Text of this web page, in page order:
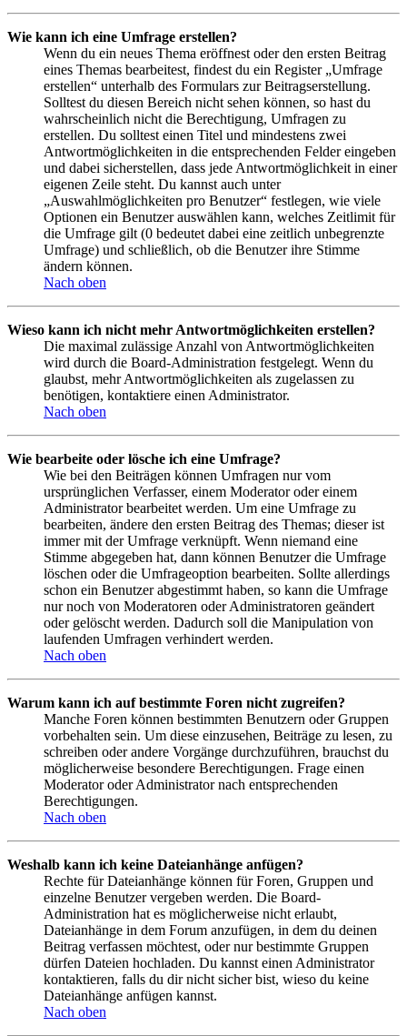
Wie kann ich eine Umfrage erstellen?
Wenn du ein neues Thema eröffnest oder den ersten Beitrag
eines Themas bearbeitest, findest du ein Register „Umfrage
erstellen“ unterhalb des Formulars zur Beitragserstellung.
Solltest du diesen Bereich nicht sehen können, so hast du
wahrscheinlich nicht die Berechtigung, Umfragen zu
erstellen. Du solltest einen Titel und mindestens zwei
Antwortmöglichkeiten in die entsprechenden Felder eingeben
und dabei sicherstellen, dass jede Antwortmöglichkeit in einer
eigenen Zeile steht. Du kannst auch unter
„Auswahlmöglichkeiten pro Benutzer“ festlegen, wie viele
Optionen ein Benutzer auswählen kann, welches Zeitlimit für
die Umfrage gilt (0 bedeutet dabei eine zeitlich unbegrenzte
Umfrage) und schließlich, ob die Benutzer ihre Stimme
ändern können.
Nach oben
Wieso kann ich nicht mehr Antwortmöglichkeiten erstellen?
Die maximal zulässige Anzahl von Antwortmöglichkeiten
wird durch die Board-Administration festgelegt. Wenn du
glaubst, mehr Antwortmöglichkeiten als zugelassen zu
benötigen, kontaktiere einen Administrator.
Nach oben
Wie bearbeite oder lösche ich eine Umfrage?
Wie bei den Beiträgen können Umfragen nur vom
ursprünglichen Verfasser, einem Moderator oder einem
Administrator bearbeitet werden. Um eine Umfrage zu
bearbeiten, ändere den ersten Beitrag des Themas; dieser ist
immer mit der Umfrage verknüpft. Wenn niemand eine
Stimme abgegeben hat, dann können Benutzer die Umfrage
löschen oder die Umfrageoption bearbeiten. Sollte allerdings
schon ein Benutzer abgestimmt haben, so kann die Umfrage
nur noch von Moderatoren oder Administratoren geändert
oder gelöscht werden. Dadurch soll die Manipulation von
laufenden Umfragen verhindert werden.
Nach oben
Warum kann ich auf bestimmte Foren nicht zugreifen?
Manche Foren können bestimmten Benutzern oder Gruppen
vorbehalten sein. Um diese einzusehen, Beiträge zu lesen, zu
schreiben oder andere Vorgänge durchzuführen, brauchst du
möglicherweise besondere Berechtigungen. Frage einen
Moderator oder Administrator nach entsprechenden
Berechtigungen.
Nach oben
Weshalb kann ich keine Dateianhänge anfügen?
Rechte für Dateianhänge können für Foren, Gruppen und
einzelne Benutzer vergeben werden. Die Board-
Administration hat es möglicherweise nicht erlaubt,
Dateianhänge in dem Forum anzufügen, in dem du deinen
Beitrag verfassen möchtest, oder nur bestimmte Gruppen
dürfen Dateien hochladen. Du kannst einen Administrator
kontaktieren, falls du dir nicht sicher bist, wieso du keine
Dateianhänge anfügen kannst.
Nach oben